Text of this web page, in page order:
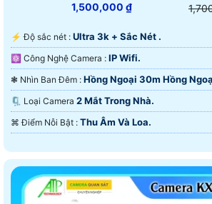
1,500,000 ₫
️⚡ Độ sắc nét : Ultra 3k + Sắc Nét .
⚛️ Công Nghệ Camera : IP Wifi.
❃ Nhìn Ban Đêm : Hồng Ngoại 30m Hồng
🗜️ Loại Camera 2 Mắt Trong Nhà.
️⌘ Điểm Nỗi Bật : Thu Âm Và Loa.